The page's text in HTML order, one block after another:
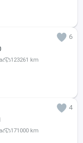
6
123261 km
4
171000 km